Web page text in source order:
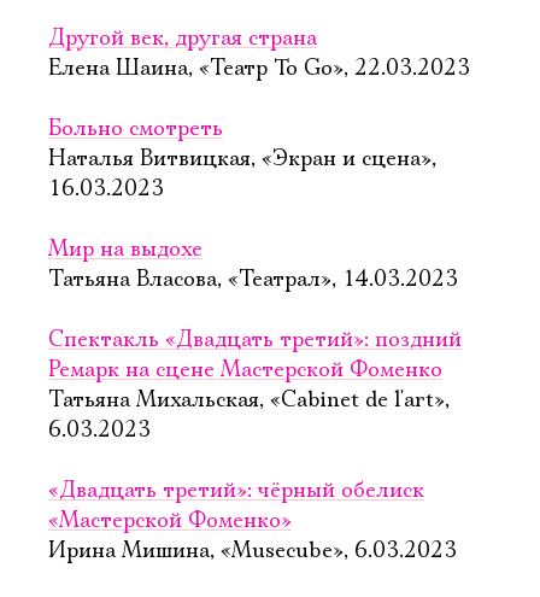
Другой век, другая страна
Елена Шаина, «Театр To Go», 22.03.2023
Больно смотреть
Наталья Витвицкая, «Экран и сцена»,
16.03.2023
Мир на выдохе
Татьяна Власова, «Театрал», 14.03.2023
Спектакль «Двадцать третий»: поздний
Ремарк на сцене Мастерской Фоменко
Татьяна Михальская, «Cabinet de l'art»,
6.03.2023
«Двадцать третий»: чёрный обелиск
«Мастерской Фоменко»
Ирина Мишина, «Musecube», 6.03.2023